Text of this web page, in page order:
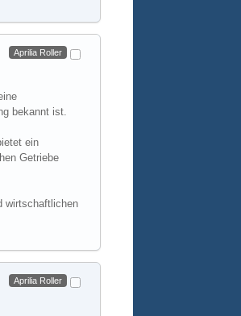
Aprilia Roller
bekannt ist.
ein
Getriebe
wirtschaftlichen
Aprilia Roller